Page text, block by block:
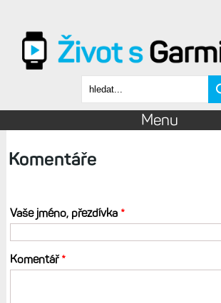
Vyhledávání
Menu
Komentáře
Vaše jméno, přezdívka *
Komentář*